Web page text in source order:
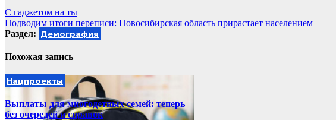
Навигация
по
С гаджетом на ты
Подводим итоги переписи: Новосибирская область прирастает населением
Раздел: Демография
Похожая запись
Нацпроекты
Выплаты для многодетных семей: теперь
без очередей и справок